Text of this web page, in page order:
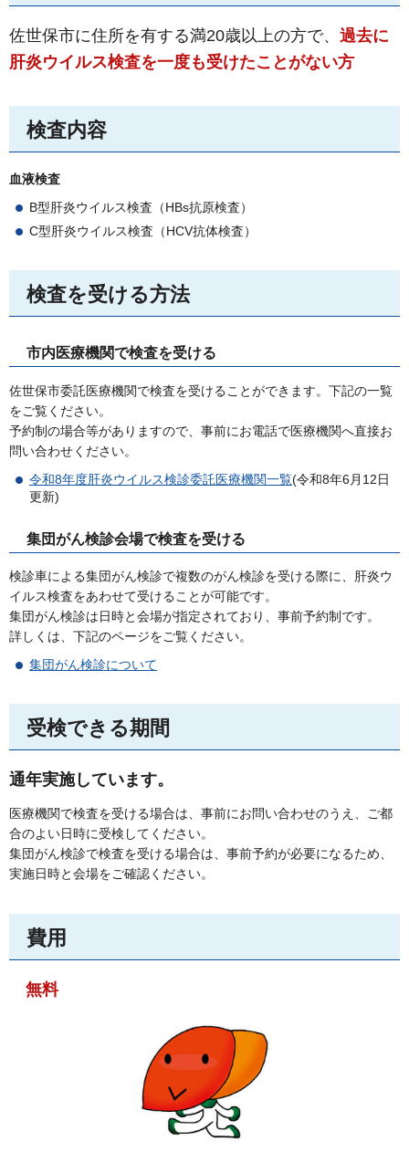
佐世保市に住所を有する満20歳以上の方で、 過去に
肝炎ウイルス検査を一度も受けたことがない方
検査内容
血液検査
B型肝炎ウイルス検査（HBs抗原検査）
C型肝炎ウイルス検査（HCV抗体検査）
検査を受ける方法
市内医療機関で検査を受ける
佐世保市委託医療機関で検査を受けることができます。下記の一覧
をご覧ください。
予約制の場合等がありますので、事前にお電話で医療機関へ直接お
問い合わせください。
令和8年度肝炎ウイルス検診委託医療機関一覧(令和8年6月12日
更新)
集団がん検診会場で検査を受ける
検診車による集団がん検診で複数のがん検診を受ける際に、肝炎ウ
イルス検査をあわせて受けることが可能です。
集団がん検診は日時と会場が指定されており、事前予約制です。
詳しくは、下記のページをご覧ください。
集団がん検診について
受検できる期間
通年実施しています。
医療機関で検査を受ける場合は、事前にお問い合わせのうえ、ご都
合のよい日時に受検してください。
集団がん検診で検査を受ける場合は、事前予約が必要になるため、
実施日時と会場をご確認ください。
費用
無料